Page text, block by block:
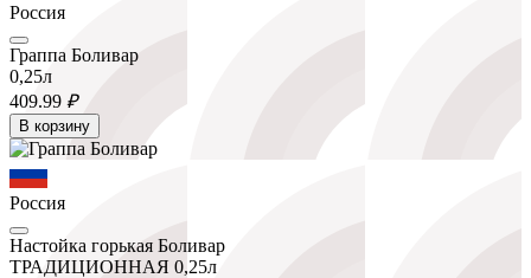
Россия
Граппа Боливар
0,25л
409.99 ₽
В корзину
Россия
Настойка горькая Боливар
ТРАДИЦИОННАЯ 0,25л